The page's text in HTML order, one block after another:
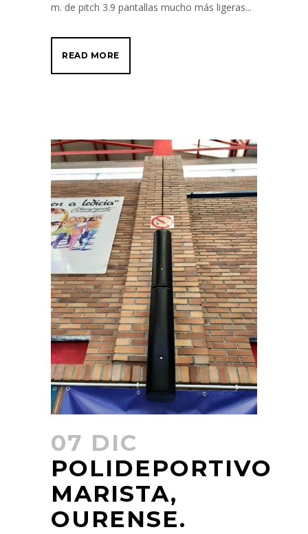
m. de pitch 3.9 pantallas mucho más ligeras...
READ MORE
07 DIC
POLIDEPORTIVO
MARISTA,
OURENSE.